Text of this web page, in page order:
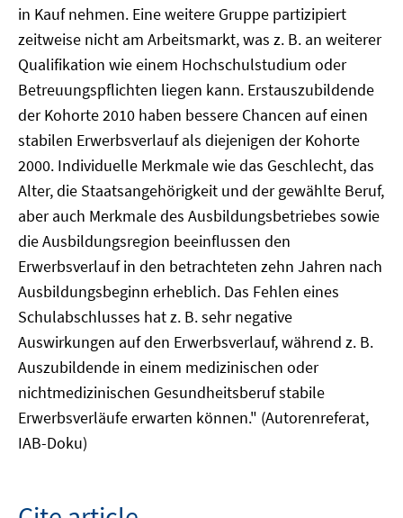
in Kauf nehmen. Eine weitere Gruppe partizipiert
zeitweise nicht am Arbeitsmarkt, was z. B. an weiterer
Qualifikation wie einem Hochschulstudium oder
Betreuungspflichten liegen kann. Erstauszubildende
der Kohorte 2010 haben bessere Chancen auf einen
stabilen Erwerbsverlauf als diejenigen der Kohorte
2000. Individuelle Merkmale wie das Geschlecht, das
Alter, die Staatsangehörigkeit und der gewählte Beruf,
aber auch Merkmale des Ausbildungsbetriebes sowie
die Ausbildungsregion beeinflussen den
Erwerbsverlauf in den betrachteten zehn Jahren nach
Ausbildungsbeginn erheblich. Das Fehlen eines
Schulabschlusses hat z. B. sehr negative
Auswirkungen auf den Erwerbsverlauf, während z. B.
Auszubildende in einem medizinischen oder
nichtmedizinischen Gesundheitsberuf stabile
Erwerbsverläufe erwarten können." (Autorenreferat,
IAB-Doku)